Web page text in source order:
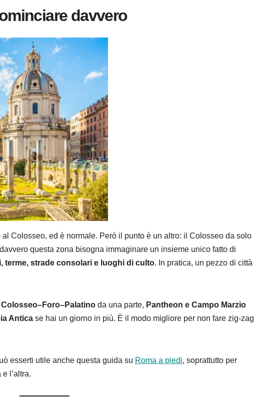
davvero
Colosseo, ed è normale. Però il punto è un altro: il Colosseo da solo
questa zona bisogna immaginare un insieme unico fatto di
terme, strade consolari e luoghi di culto. In pratica, un pezzo di città
Colosseo–Foro–Palatino da una parte, Pantheon e Campo Marzio
Antica se hai un giorno in più. È il modo migliore per non fare zig-zag
esserti utile anche questa guida su Roma a piedi, soprattutto per
l’altra.